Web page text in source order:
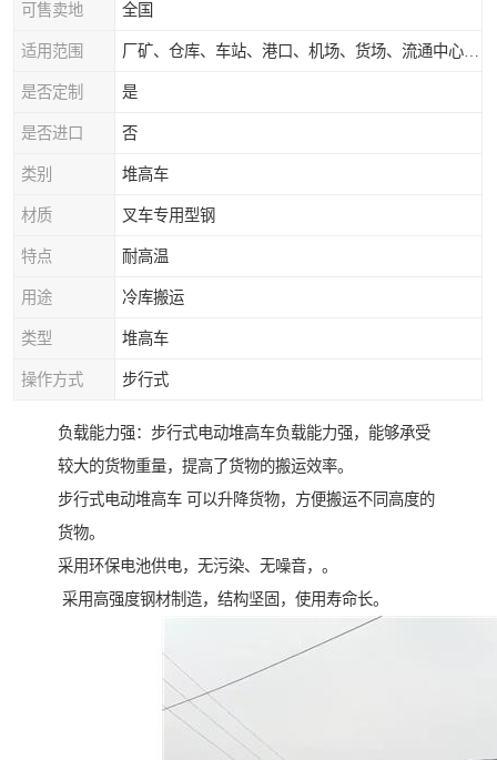
可售卖地 全国
适用范围
是否定制 是
是否进口 否
类别 堆高车
材质 叉车专用型钢
特点 耐高温
用途 冷库搬运
类型 堆高车
操作方式 步行式
负载能力强：步行式电动堆高车负载能力强，能够承受
较大的货物重量，提高了货物的搬运效率。
步行式电动堆高车 可以升降货物，方便搬运不同高度的
货物。
采用环保电池供电，无污染、无噪音，。
采用高强度钢材制造，结构坚固，使用寿命长。